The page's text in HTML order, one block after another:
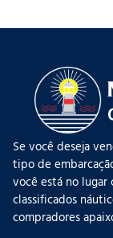
Se você deseja
tipo de
você está no
classificados
compradores